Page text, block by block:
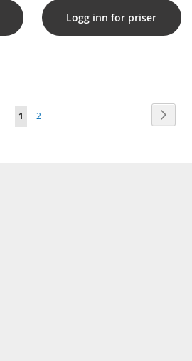
Logg inn for priser
You're
1 Side
2